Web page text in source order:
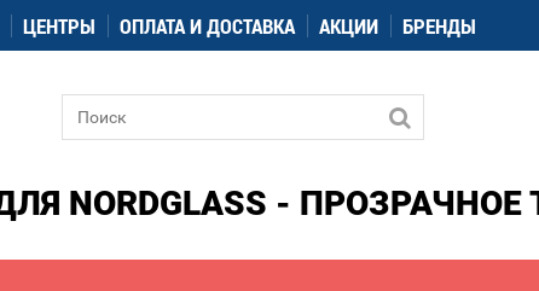
ЦЕНТРЫ ОПЛАТА И ДОСТАВКА АКЦИИ БРЕНДЫ
NORDGLASS -